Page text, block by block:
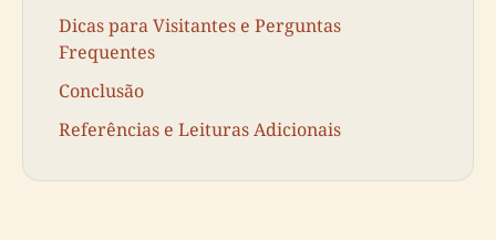
Dicas para Visitantes e Perguntas
Frequentes
Conclusão
Referências e Leituras Adicionais